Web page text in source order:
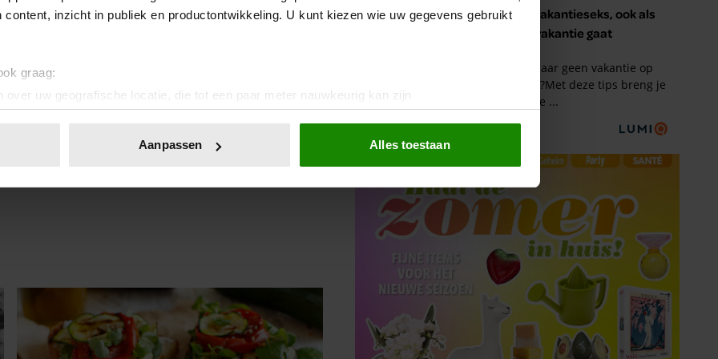
content, inzicht in publiek en productontwikkeling. U kunt kiezen wie uw gegevens gebruikt
graag:
over uw geografische locatie, die tot een paar meter nauwkeurig kan zijn
door het actief te scannen op specifieke eigenschappen (fingerprinting)
of intrekken in de Cookieverklaring.
en advertenties te personaliseren, om functies voor social media te bieden en om ons
Ook delen we informatie over uw gebruik van onze site met onze partners voor social
Deze partners kunnen deze gegevens combineren met andere informatie die u aan ze heeft
op basis van uw gebruik van hun services. U gaat akkoord met onze cookies als u
Aanpassen Alles toestaan
van oudsher gebruikt om de gevolgen van vallen,
dat het helpt tegen blauwe plekken.
bevordert het herstellend vermogen van de
menthol bevat.
Bron: Januari 2016 Tekst: Hanny Roskamp